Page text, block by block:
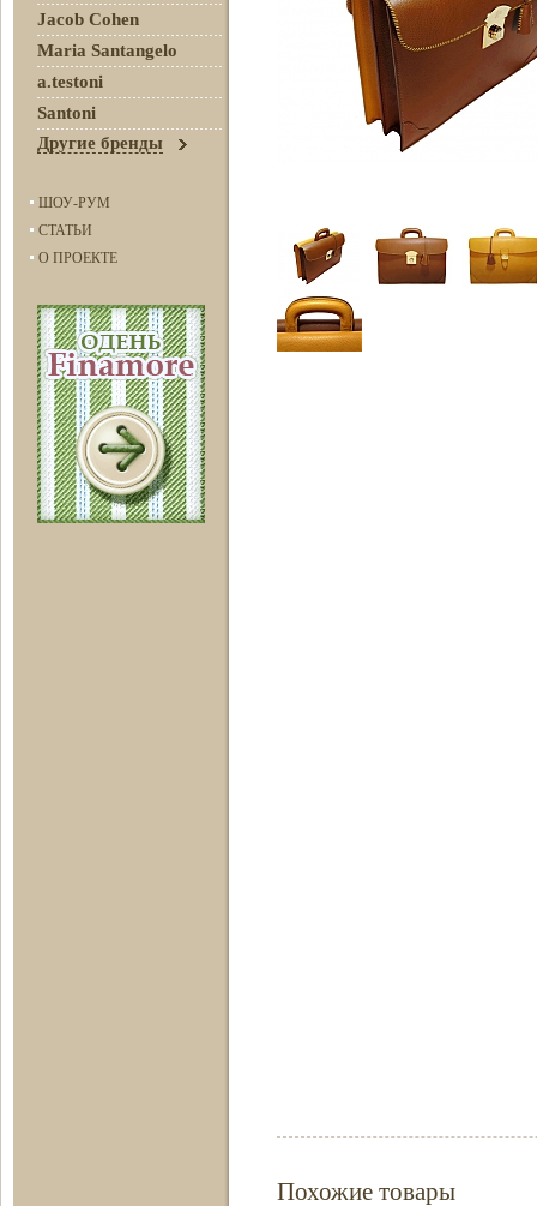
ТОВАРЫ ДЛЯ
Похожие товары
Jacob Cohen
Maria Santangelo
a.testoni
Santoni
Другие бренды
ШОУ-РУМ
СТАТЬИ
О ПРОЕКТЕ